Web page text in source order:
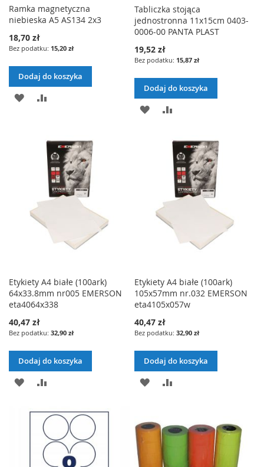
Ramka magnetyczna
niebieska A5 AS134 2x3
18,70 zł
15,20 zł
Dodaj do koszyka
DODAJ
ŻYCZEŃ
Tabliczka stojąca
jednostronna 11x15cm 0403-
0006-00 PANTA PLAST
19,52 zł
15,87 zł
Dodaj do koszyka
DODAJ
LISTY
ŻYCZEŃ
Etykiety A4 białe (100ark)
64x33.8mm nr005 EMERSON
eta4064x338
40,47 zł
32,90 zł
Dodaj do koszyka
DODAJ
LISTY
ŻYCZEŃ
Etykiety A4 białe (100ark)
105x57mm nr.032 EMERSON
eta4105x057w
40,47 zł
32,90 zł
Dodaj do koszyka
DODAJ
LISTY
ŻYCZEŃ